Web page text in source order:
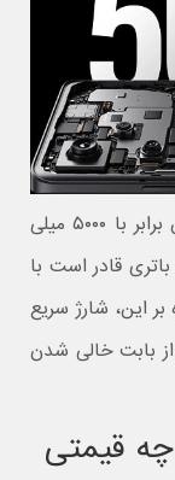
ظرفیت باتری گوشی ردمی نوت ۱۳ پرو پلاس برابر با ۵۰۰۰ میلی
قادر است با
علاوه بر این، شارژ سریع
از بابت خالی شدن
با چه قیمتی